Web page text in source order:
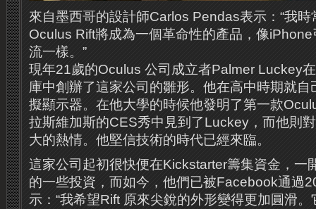
來自墨西哥的設計師Carlos Pendas表示：“我
Oculus Rift將成為一個革命性的產品，像
流一樣。”
現年21歲的Oculus 公司成立者Palmer Luckey
庫中創辦了這家公司的雛形。他在高中時期就
擬顯示器。在他大學的時候他發明了第一款
拉斯維加斯的CES秀中見到了Luckey，而他則
大的熱情。他堅信技術的時代已經來臨。
這家公司起初很快便在Kickstarter籌集資金，一
的一些投資，而如今，他們已被Facebook通過
示：“我希望Rift 原來尖銳的外形變得更加圓滑